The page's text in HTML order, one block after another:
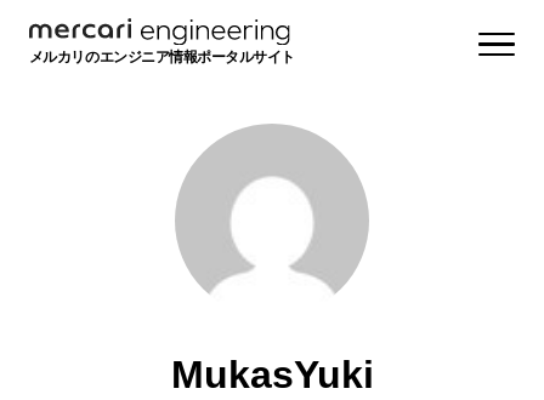
メルカリのエンジニア情報ポータルサイト
MukasYuki